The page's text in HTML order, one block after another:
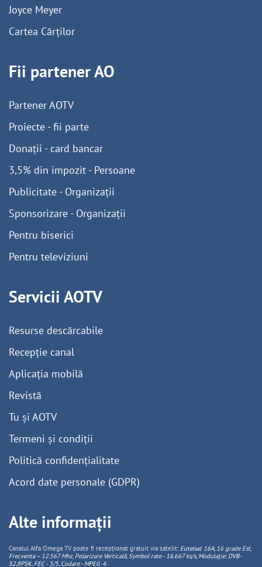
Joyce Meyer
Cartea Cărților
Fii partener AO
Partener AOTV
Proiecte - fii parte
Donații - card bancar
3,5% din impozit - Persoane
Publicitate - Organizații
Sponsorizare - Organizații
Pentru biserici
Pentru televiziuni
Servicii AOTV
Resurse descărcabile
Recepție canal
Aplicația mobilă
Revistă
Tu și AOTV
Termeni și condiții
Politică confidențialitate
Acord date personale (GDPR)
Alte informații
Canalul Alfa Omega TV poate fi recepționat gratuit via satelit: Eutelsat 16A, 16 grade Est,
Frecventa – 12.567 Mhz, PolarizareVerticală, Symbol rate - 16.667 ks/s, Modulație: DVB-
S2,8PSK, FEC - 3/5, Codare - MPEG-4.